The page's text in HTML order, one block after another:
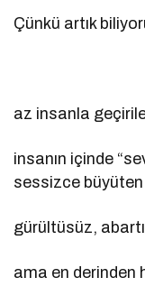
Çünkü artık
az insanla
insanın içinde
sessizce
gürültüsüz,
ama en derinden